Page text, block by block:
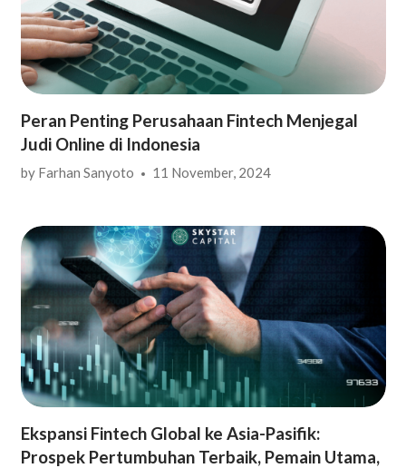
Peran Penting Perusahaan Fintech Menjegal
Judi Online di Indonesia
by Farhan Sanyoto 11 November, 2024
Ekspansi Fintech Global ke Asia-Pasifik:
Prospek Pertumbuhan Terbaik, Pemain Utama,